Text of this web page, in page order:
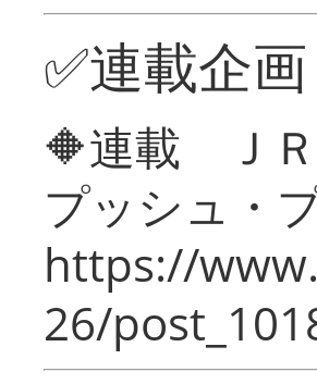
✅連載企画
🔶連載 Ｊ
プッシュ・
https://
26/